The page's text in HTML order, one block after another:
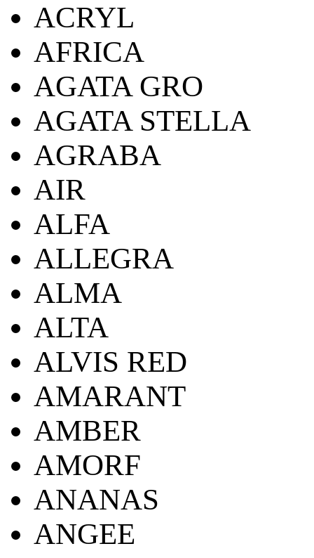
ACRYL
AFRICA
AGATA GRO
AGATA STELLA
AGRABA
AIR
ALFA
ALLEGRA
ALMA
ALTA
ALVIS RED
AMARANT
AMBER
AMORF
ANANAS
ANGEE